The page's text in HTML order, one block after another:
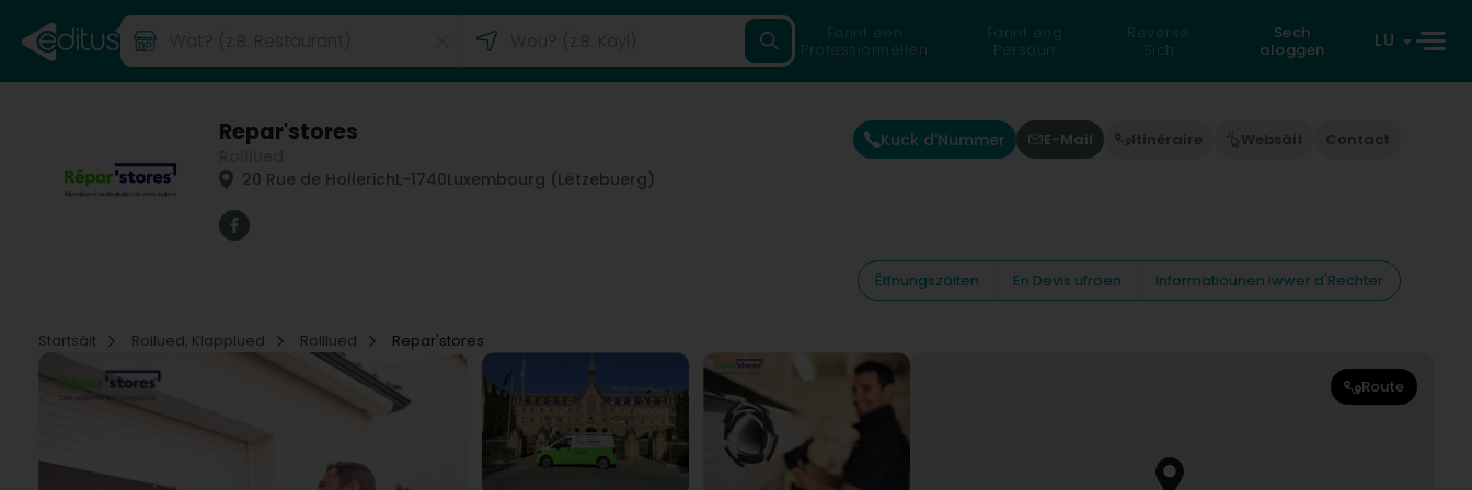
Fannt een
Professionnellen
Fannt eng
Persoun
Reverse
Sich
Sech
aloggen
LU
Repar'stores
20 Rue de HollerichL-1740Luxembourg (Lëtzebuerg)
Kuck d'Nummer E-Mail Itinéraire Websäit Contact
Ëffnungszäiten En Devis ufroen Informatiounen iwwer d'Rechter
Startsäit Rollued, Klapplued Rolllued Repar'stores
Route